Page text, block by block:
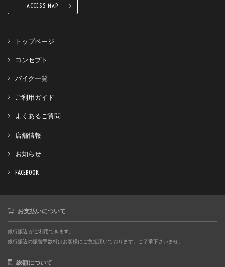
ACCESS MAP
トップページ
コンセプト
バイク一覧
ご利用ガイド
よくあるご質問
店舗情報
お知らせ
FACEBOOK
お支払いについて
銀行振込 がご利用できます。
銀行振込の振替手数料はお客様にご負担頂いております。ご了承下さいませ。
総額について